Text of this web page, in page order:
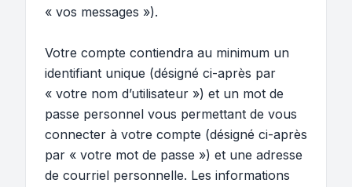
« vos messages »).
Votre compte contiendra au minimum un
identifiant unique (désigné ci-après par
« votre nom d’utilisateur ») et un mot de
passe personnel vous permettant de vous
connecter à votre compte (désigné ci-après
par « votre mot de passe ») et une adresse
de courriel personnelle. Les informations